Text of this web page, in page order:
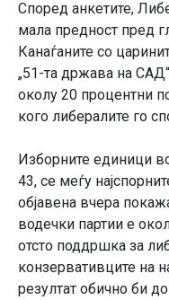
Според анкетите,
мала предност пред
Канаѓаните со
„51-та држава на
околу 20 процентни
кого либералите го
Изборните единици
43, се меѓу
објавена вчера
водечки партии е
отсто поддршка за
конзервативците на
резултат обично би